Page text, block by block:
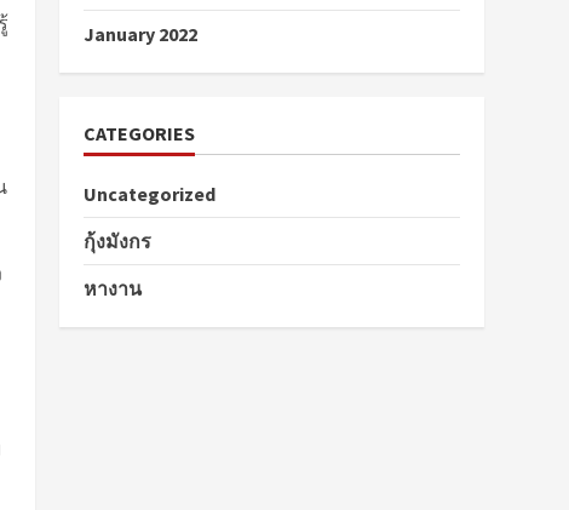
January 2022
CATEGORIES
Uncategorized
กุ้งมังกร
หางาน